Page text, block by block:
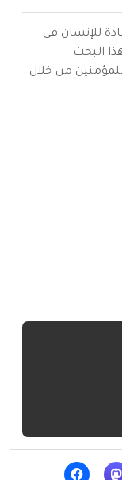
للإنسان في
البحث
للمؤمنين من خلال